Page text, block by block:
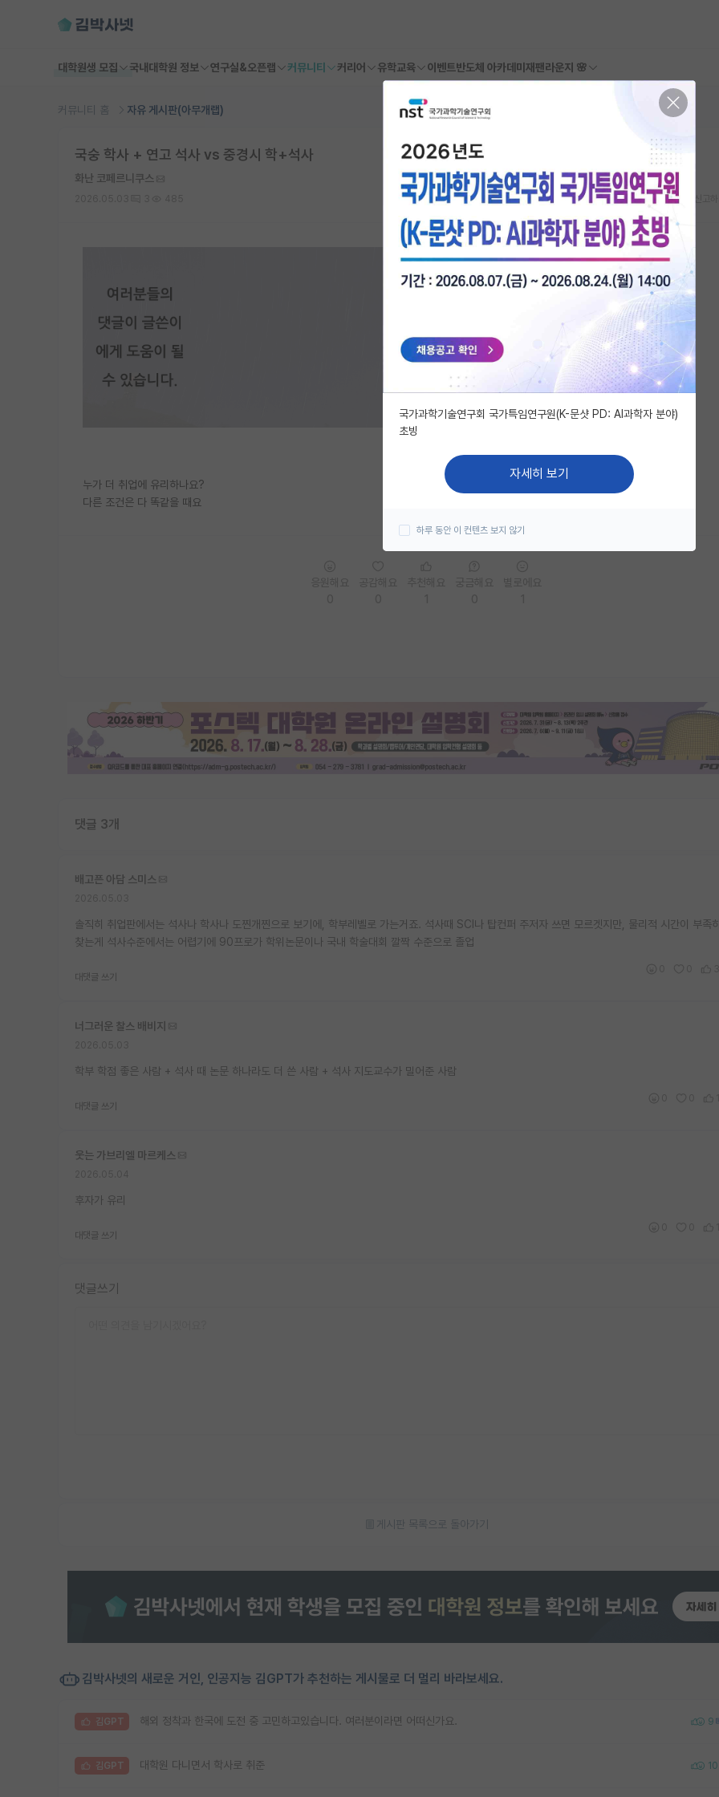
대학원생 모집 국내대학원 정보 연구실&오픈랩 커뮤니티 커리어 유학교육 이벤트반도체 아카데미 재팬라운지 🌸
커뮤니티 홈 자유 게시판(아무개랩)
국숭 학사 + 연고 석사 vs 중경시 학+석사
화난 코페르니쿠스
스크랩
누가 더 취업에 유리하나요?
다른 조건은 다 똑같을 때요
댓글 3개
배고픈 아담 스미스
솔직히 취업판에서는 석사나 학사나 도찐개찐으로 보기에, 학부레벨로 가는거죠. 석사때 SCI나 탑컨퍼 주저자 쓰면 모르겟지만, 물리적 시간이 부
찾는게 석사수준에서는 어렵기에 90프로가 학위논문이나 국내 학술대회 깔짝 수준으로 졸업
대댓글 쓰기
너그러운 찰스 배비지
학부 학점 좋은 사람 + 석사 때 논문 하나라도 더 쓴 사람 + 석사 지도교수가 밀어준 사람
대댓글 쓰기
웃는 가브리엘 마르케스
후자가 유리
대댓글 쓰기
댓글쓰기
게시판 목록으로 돌아가기
김박사넷의 새로운 거인, 인공지능 김GPT가 추천하는 게시물로 더 멀리 바라보세요.
김GPT 해외 정착과 한국에 도전 중 고민하고있습니다. 여러분이라면 어떠신가요. 9
김GPT 대학원 다니면서 학사로 취준 10
국가과학기술연구회 국가특임연구원(K-문샷 PD: AI과학자 분야)
초빙
자세히 보기
하루 동안 이 컨텐츠 보지 않기